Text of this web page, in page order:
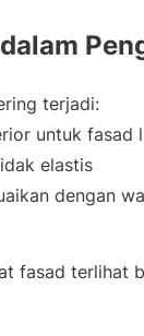
terjadi:
untuk fasad
elastis
dengan
fasad terlihat